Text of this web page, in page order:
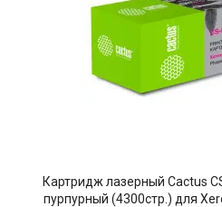
Картридж лазерный Cactus
пурпурный (4300стр.) для